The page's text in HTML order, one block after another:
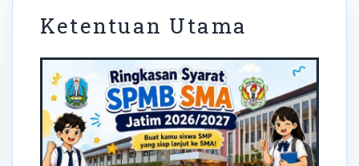
Ketentuan Utama